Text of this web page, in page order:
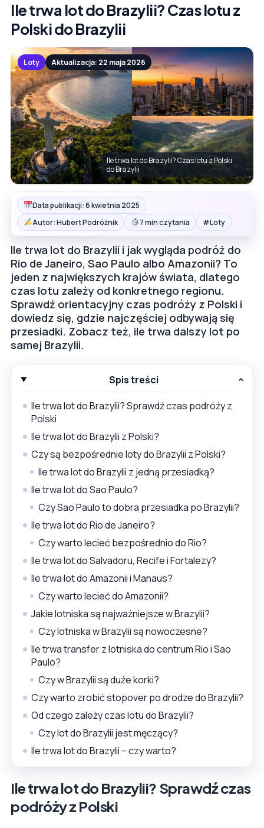
Ile trwa lot do Brazylii? Czas lotu z
Polski do Brazylii
Loty Aktualizacja: 22 maja 2026
Ile trwa lot do Brazylii? Czas lotu z Polski
do Brazylii
Data publikacji: 6 kwietnia 2025
Autor: Hubert Podróżnik
7 min czytania #Loty
Ile trwa lot do Brazylii i jak wygląda podróż do
Rio de Janeiro, Sao Paulo albo Amazonii? To
jeden z największych krajów świata, dlatego
czas lotu zależy od konkretnego regionu.
Sprawdź orientacyjny czas podróży z Polski i
dowiedz się, gdzie najczęściej odbywają się
przesiadki. Zobacz też, ile trwa dalszy lot po
samej Brazylii.
Spis treści
Ile trwa lot do Brazylii? Sprawdź czas podróży z
Polski
Ile trwa lot do Brazylii z Polski?
Czy są bezpośrednie loty do Brazylii z Polski?
Ile trwa lot do Brazylii z jedną przesiadką?
Ile trwa lot do Sao Paulo?
Czy Sao Paulo to dobra przesiadka po Brazylii?
Ile trwa lot do Rio de Janeiro?
Czy warto lecieć bezpośrednio do Rio?
Ile trwa lot do Salvadoru, Recife i Fortalezy?
Ile trwa lot do Amazonii i Manaus?
Czy warto lecieć do Amazonii?
Jakie lotniska są najważniejsze w Brazylii?
Czy lotniska w Brazylii są nowoczesne?
Ile trwa transfer z lotniska do centrum Rio i Sao
Paulo?
Czy w Brazylii są duże korki?
Czy warto zrobić stopover po drodze do Brazylii?
Od czego zależy czas lotu do Brazylii?
Czy lot do Brazylii jest męczący?
Ile trwa lot do Brazylii – czy warto?
Ile trwa lot do Brazylii? Sprawdź czas
podróży z Polski